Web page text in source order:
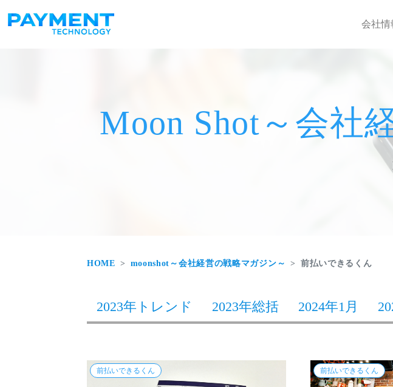
コンテンツへスキップ
メインナビゲーション 会社情
Moon Shot～会社
HOME moonshot～会社経営の戦略マガジン～ 前払いできるくん
2023年トレンド 2023年総括 2024年1月
前払いできるくん 前払いできるくん